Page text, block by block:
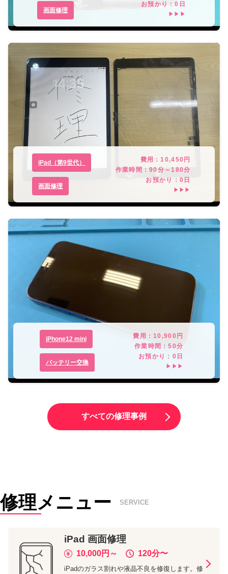
画面修理
お預かり：0 日
▶▶▶
iPad（第9世代）
画面修理
費用：10,450 円
作業時間：90分～180分
お預かり： 0 日
▶▶▶
iPhone12 mini
バッテリー交換
費用： 10,900円
作業時間：50分
お預かり： 0 日
▶▶▶
すべての修理事例
修理メニュー SERVICE
iPad 画面修理
10,000円～ 120分〜
iPadのガラス割れや液晶不良を修復します。修